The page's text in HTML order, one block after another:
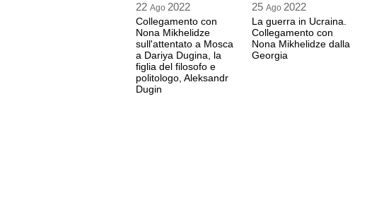
22 Ago 2022
Collegamento con
Nona Mikhelidze
sull'attentato a Mosca
a Dariya Dugina, la
figlia del filosofo e
politologo, Aleksandr
Dugin
25 Ago 2022
La guerra in Ucraina.
Collegamento con
Nona Mikhelidze dalla
Georgia